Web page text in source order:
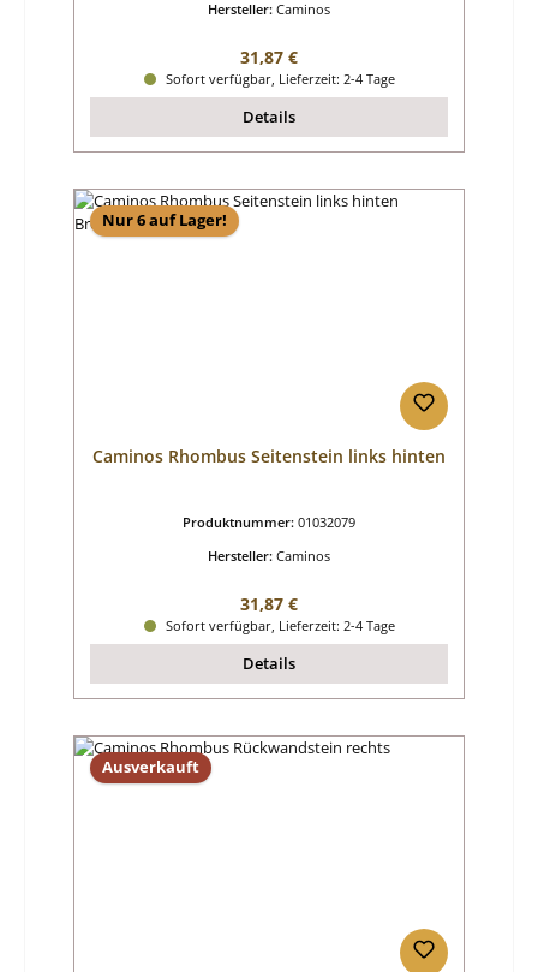
Hersteller: Caminos
Regulärer Preis:
31,87 €
Sofort verfügbar, Lieferzeit: 2-4 Tage
Details
Nur 6 auf Lager!
Caminos Rhombus Seitenstein links hinten
Produktnummer: 01032079
Hersteller: Caminos
Regulärer Preis:
31,87 €
Sofort verfügbar, Lieferzeit: 2-4 Tage
Details
Ausverkauft